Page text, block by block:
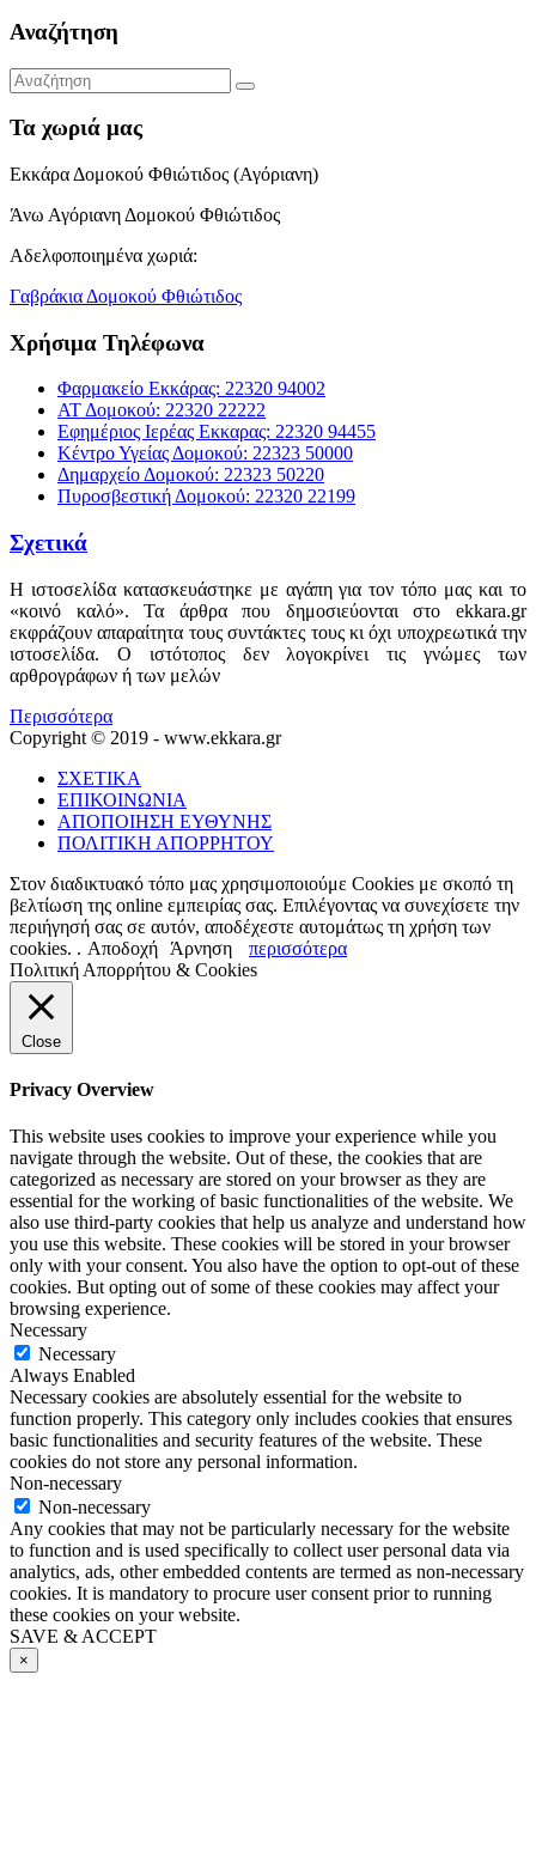
Αναζήτηση
Τα χωριά μας
Εκκάρα Δομοκού Φθιώτιδος (Αγόριανη)
Άνω Αγόριανη Δομοκού Φθιώτιδος
Αδελφοποιημένα χωριά:
Γαβράκια Δομοκού Φθιώτιδος
Χρήσιμα Τηλέφωνα
Φαρμακείο Εκκάρας: 22320 94002
ΑΤ Δομοκού: 22320 22222
Εφημέριος Ιερέας Εκκαρας: 22320 94455
Κέντρο Υγείας Δομοκού: 22323 50000
Δημαρχείο Δομοκού: 22323 50220
Πυροσβεστική Δομοκού: 22320 22199
Σχετικά
Η ιστοσελίδα κατασκευάστηκε με αγάπη για τον τόπο μας και το
«κοινό καλό». Τα άρθρα που δημοσιεύονται στο ekkara.gr
εκφράζουν απαραίτητα τους συντάκτες τους κι όχι υποχρεωτικά την
ιστοσελίδα. Ο ιστότοπος δεν λογοκρίνει τις γνώμες των
αρθρογράφων ή των μελών
Περισσότερα
Copyright © 2019 - www.ekkara.gr
ΣΧΕΤΙΚΑ
ΕΠΙΚΟΙΝΩΝΙΑ
ΑΠΟΠΟΙΗΣΗ ΕΥΘΥΝΗΣ
ΠΟΛΙΤΙΚΗ ΑΠΟΡΡΗΤΟΥ
Στον διαδικτυακό τόπο μας χρησιμοποιούμε Cookies με σκοπό τη
βελτίωση της online εμπειρίας σας. Επιλέγοντας να συνεχίσετε την
περιήγησή σας σε αυτόν, αποδέχεστε αυτομάτως τη χρήση των
cookies. . Αποδοχή Άρνηση
περισσότερα
Πολιτική Απορρήτου & Cookies
Close
Privacy Overview
This website uses cookies to improve your experience while you
navigate through the website. Out of these, the cookies that are
categorized as necessary are stored on your browser as they are
essential for the working of basic functionalities of the website. We
also use third-party cookies that help us analyze and understand how
you use this website. These cookies will be stored in your browser
only with your consent. You also have the option to opt-out of these
cookies. But opting out of some of these cookies may affect your
browsing experience.
Necessary
Necessary
Always Enabled
Necessary cookies are absolutely essential for the website to
function properly. This category only includes cookies that ensures
basic functionalities and security features of the website. These
cookies do not store any personal information.
Non-necessary
Non-necessary
Any cookies that may not be particularly necessary for the website
to function and is used specifically to collect user personal data via
analytics, ads, other embedded contents are termed as non-necessary
cookies. It is mandatory to procure user consent prior to running
these cookies on your website.
SAVE & ACCEPT
×